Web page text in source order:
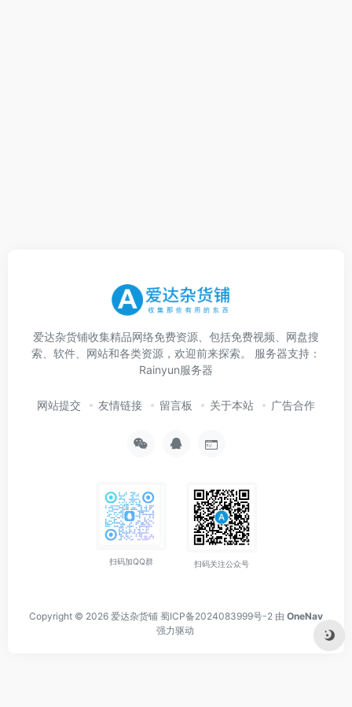
爱达杂货铺收集精品网络免费资源、包括免费视频、网盘搜
索、软件、网站和各类资源，欢迎前来探索。 服务器支持：
Rainyun服务器
网站提交 友情链接 留言板 关于本站 广告合作
扫码加QQ群 扫码关注公众号
Copyright © 2026 爱达杂货铺 蜀ICP备2024083999号-2 由 OneNav
强力驱动